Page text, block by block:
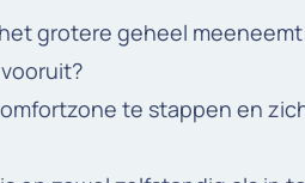
grotere geheel
te stappen en